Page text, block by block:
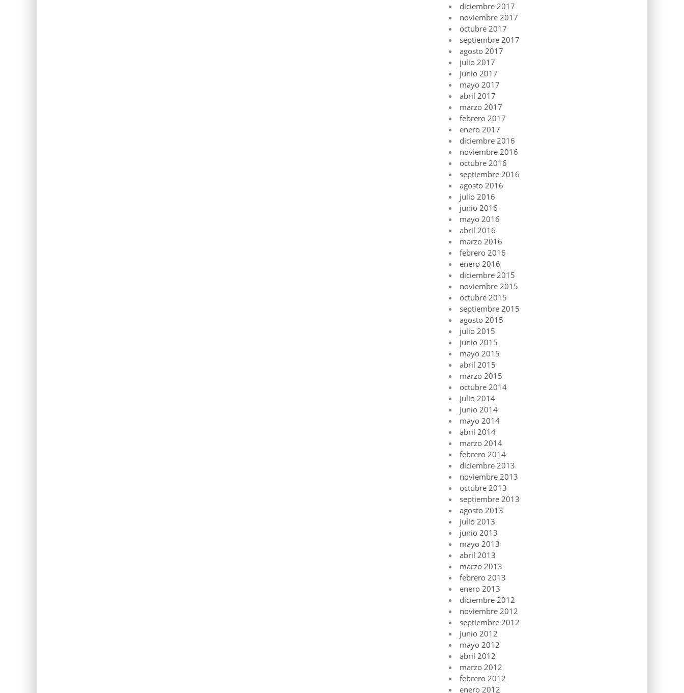
diciembre 2017
noviembre 2017
octubre 2017
septiembre 2017
agosto 2017
julio 2017
junio 2017
mayo 2017
abril 2017
marzo 2017
febrero 2017
enero 2017
diciembre 2016
noviembre 2016
octubre 2016
septiembre 2016
agosto 2016
julio 2016
junio 2016
mayo 2016
abril 2016
marzo 2016
febrero 2016
enero 2016
diciembre 2015
noviembre 2015
octubre 2015
septiembre 2015
agosto 2015
julio 2015
junio 2015
mayo 2015
abril 2015
marzo 2015
octubre 2014
julio 2014
junio 2014
mayo 2014
abril 2014
marzo 2014
febrero 2014
diciembre 2013
noviembre 2013
octubre 2013
septiembre 2013
agosto 2013
julio 2013
junio 2013
mayo 2013
abril 2013
marzo 2013
febrero 2013
enero 2013
diciembre 2012
noviembre 2012
septiembre 2012
junio 2012
mayo 2012
abril 2012
marzo 2012
febrero 2012
enero 2012